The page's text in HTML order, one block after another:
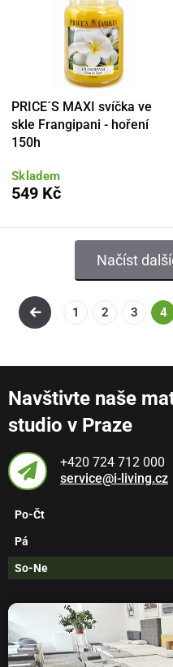
PRICE´S MAXI svíčka ve
skle Frangipani - hoření
150h
Skladem
549 Kč
Načíst
1 2 3 4
Navštivte naše
studio v Praze
+420 724 712 000
service@i-living.cz
Po-Čt
Pá
So-Ne